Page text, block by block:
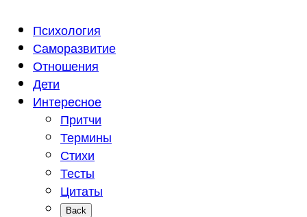
Психология
Саморазвитие
Отношения
Дети
Интересное
Притчи
Термины
Стихи
Тесты
Цитаты
Back